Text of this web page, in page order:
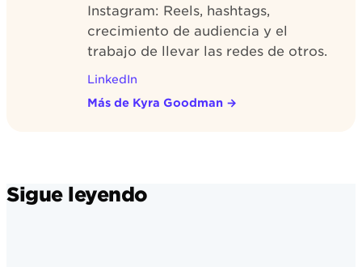
Instagram: Reels, hashtags,
crecimiento de audiencia y el
trabajo de llevar las redes de otros.
LinkedIn
Más de Kyra Goodman →
Sigue leyendo